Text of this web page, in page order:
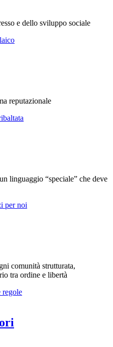
e dello sviluppo sociale
reputazionale
linguaggio “speciale” che deve
per noi
comunità strutturata,
tra ordine e libertà
regole